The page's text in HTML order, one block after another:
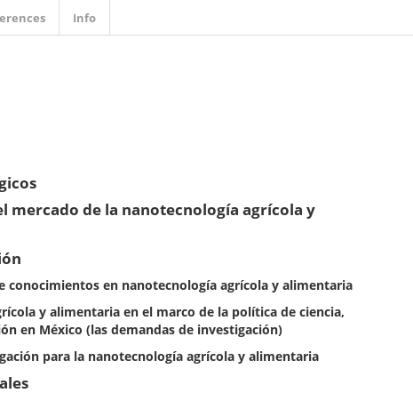
mercado de la nanotecnología agrícola y
conocimientos en nanotecnología agrícola y alimentaria
y alimentaria en el marco de la política de ciencia,
en México (las demandas de investigación)
para la nanotecnología agrícola y alimentaria
Info